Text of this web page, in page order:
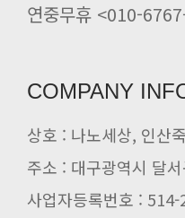
연중무휴 <010-
COMPANY
상호 : 나노세상, 인산
주소 : 대구광역시 달
사업자등록번호 :